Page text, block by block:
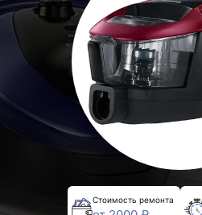
Стоимость ремонта